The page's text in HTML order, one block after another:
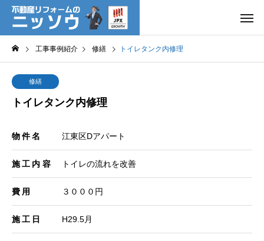
工事事例紹介 修繕 トイレタンク内修理
修繕
トイレタンク内修理
物件名 江東区Dアパート
施工内容 トイレの流れを改善
費用 ３０００円
施工日 H29.5月